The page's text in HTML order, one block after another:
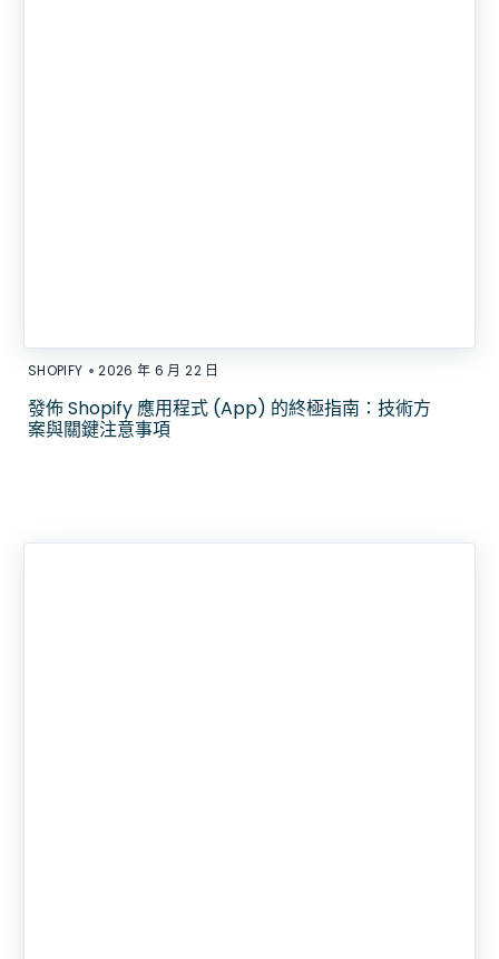
SHOPIFY • 2026 年 6 月 22 日
發佈 Shopify 應用程式 (App) 的終極指南：技術方
案與關鍵注意事項